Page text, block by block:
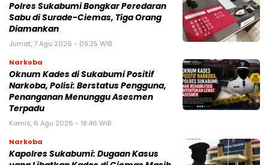
Polres Sukabumi Bongkar Peredaran
Sabu di Surade-Ciemas, Tiga Orang
Diamankan
Jumat, 7 Agu 2026 - 09:25 WIB
Narkoba
Oknum Kades di Sukabumi Positif
Narkoba, Polisi: Berstatus Pengguna,
Penanganan Menunggu Asesmen
Terpadu
Kamis, 6 Agu 2026 - 18:46 WIB
Narkoba
Kapolres Sukabumi: Dugaan Kasus